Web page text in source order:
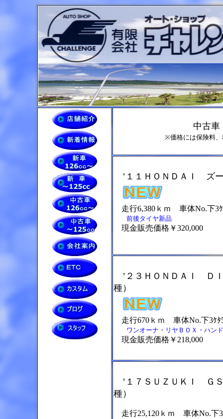
中古
※価格には保険料、
’１１ＨＯＮＤＡＩ ズ
走行6,380ｋｍ 車体No.下3ｹ
前後タイヤ新品
現金販売価格￥320,000
’２３ＨＯＮＤＡＩ Ｄ
種）
走行670ｋｍ 車体No.下3ｹﾀ
ワンオーナ・リヤＢＯＸ・ハン
現金販売価格￥218,000
’１７ＳＵＺＵＫＩ Ｇ
種）
走行25,120ｋｍ 車体No.下3